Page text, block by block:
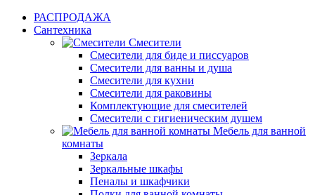
РАСПРОДАЖА
Сантехника
Смесители
Смесители для биде и писсуаров
Смесители для ванны и душа
Смесители для кухни
Смесители для раковины
Комплектующие для смесителей
Смесители с гигиеническим душем
Мебель для ванной
комнаты
Зеркала
Зеркальные шкафы
Пеналы и шкафчики